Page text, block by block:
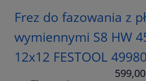
Frez do fazowania z
wymiennymi S8 HW
12x12 FESTOOL
599,00